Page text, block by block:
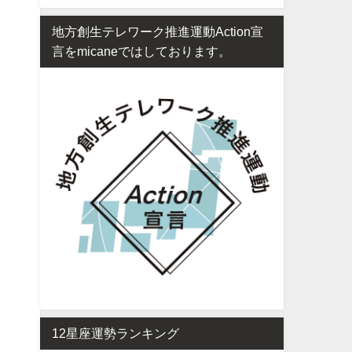
地方創生テレワーク推進運動Action宣
言をmicaneではしております。
12星座運勢ランキング